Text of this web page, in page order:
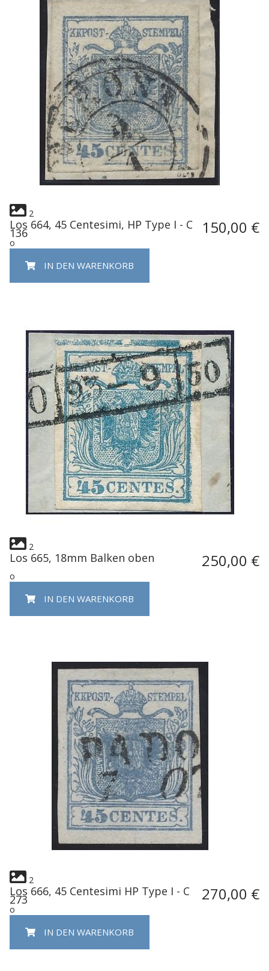
2
Los 664, 45 Centesimi, HP Type I - C
136 150,00 €
o
IN DEN WARENKORB
2
Los 665, 18mm Balken oben 250,00 €
o
IN DEN WARENKORB
2
Los 666, 45 Centesimi HP Type I - C
273 270,00 €
o
IN DEN WARENKORB